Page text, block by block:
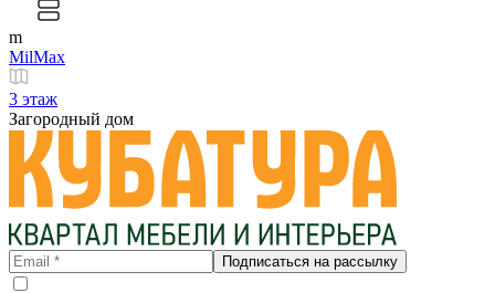
m
MilMax
3 этаж
Загородный дом
Подписаться на рассылку